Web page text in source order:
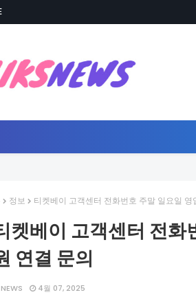
정보 티켓베이 고객센터 전화번호 주말 일요일
켓베이 고객센터 전화
연결 문의
NEWS 4월 07, 2025